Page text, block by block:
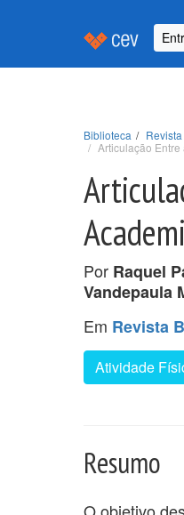
Biblioteca
Articulação
Por Raquel
Vandepaula
Em Revista
Atividade
Resumo
O objetivo